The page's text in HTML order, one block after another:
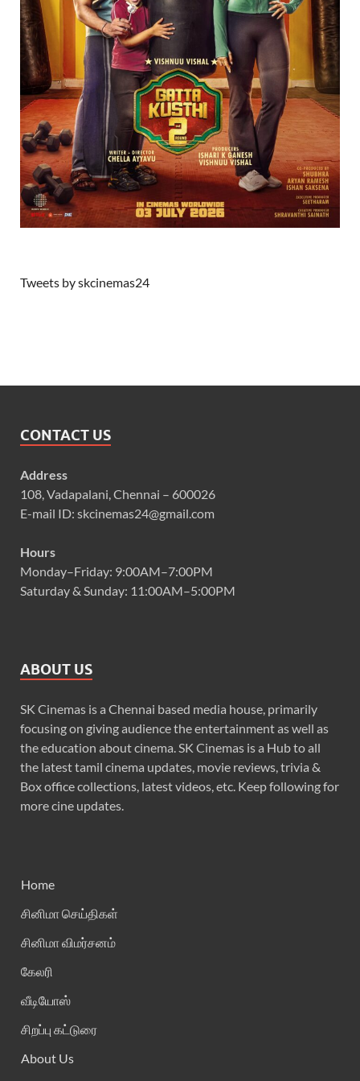
Tweets by skcinemas24
CONTACT US
Address
108, Vadapalani, Chennai – 600026
E-mail ID: skcinemas24@gmail.com
Hours
Monday–Friday: 9:00AM–7:00PM
Saturday & Sunday: 11:00AM–5:00PM
ABOUT US
SK Cinemas is a Chennai based media house, primarily
focusing on giving audience the entertainment as well as
the education about cinema. SK Cinemas is a Hub to all
the latest tamil cinema updates, movie reviews, trivia &
Box office collections, latest videos, etc. Keep following for
more cine updates.
Home
சினிமா செய்திகள்
சினிமா விமர்சனம்
கேலரி
வீடியோஸ்
சிறப்பு கட்டுரை
About Us